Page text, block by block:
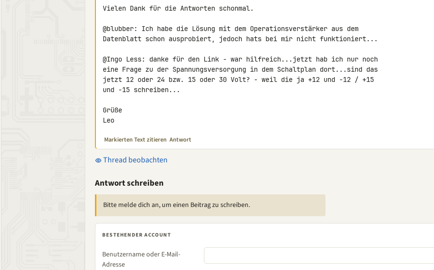
Vielen Dank für die Antworten schonmal.
@blubber: Ich habe die Lösung mit dem Operationsverstärker aus dem
Datenblatt schon ausprobiert, jedoch hats bei mir nicht funktioniert...
@Ingo Less: danke für den Link - war hilfreich...jetzt hab ich nur noch
eine Frage zu der Spannungsversorgung in dem Schaltplan dort...sind das
jetzt 12 oder 24 bzw. 15 oder 30 Volt? - weil die ja +12 und -12 / +15
und -15 schreiben...
Grüße
Leo
Markierten Text zitieren Antwort
Thread beobachten
Antwort schreiben
Bitte melde dich an, um einen Beitrag zu schreiben.
BESTEHENDER ACCOUNT
Benutzername oder E-Mail-
Adresse